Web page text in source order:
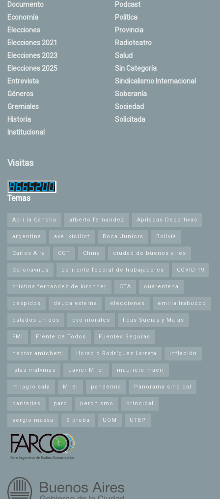
Documento
Economía
Elecciones
Elecciones 2021
Elecciones 2023
Elecciones 2025
Entrevista
Géneros
Gremiales
Historia
Institucional
Podcast
Política
Provincia
Radioteatro
Salud
Sin Categoría
Sindicalismo Internacional
Soberanía
Sociedad
Solicitada
Visitas
Temas
Abrí la Cancha alberto fernandez Apiladas Deportivas
argentina axel kicillof Boca Juniors Bolivia
Carlos Aira CGT China ciudad de buenos aires
Coronavirus corriente federal de trabajadores COVID-19
cristina fernandez de kirchner CTA cuarentena
despidos deuda externa elecciones emilia trabucco
estados unidos evo morales Feas Sucias y Malas
FMI Frente de Todos Fuentes Seguras
hector amichetti Horacio Rodríguez Larreta inflación
islas malvinas Javier Milei mauricio macri
milagro sala Milei pandemia Panorama sindical
paritarias paro peronismo principal
sergio massa Sipreba UOM UTEP